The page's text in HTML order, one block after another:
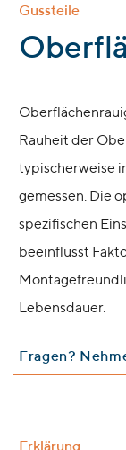
Gussteile
:
Rauheit der
typischerweise
gemessen. Die
spezifischen
beeinflusst
Lebensdauer.
Fragen?